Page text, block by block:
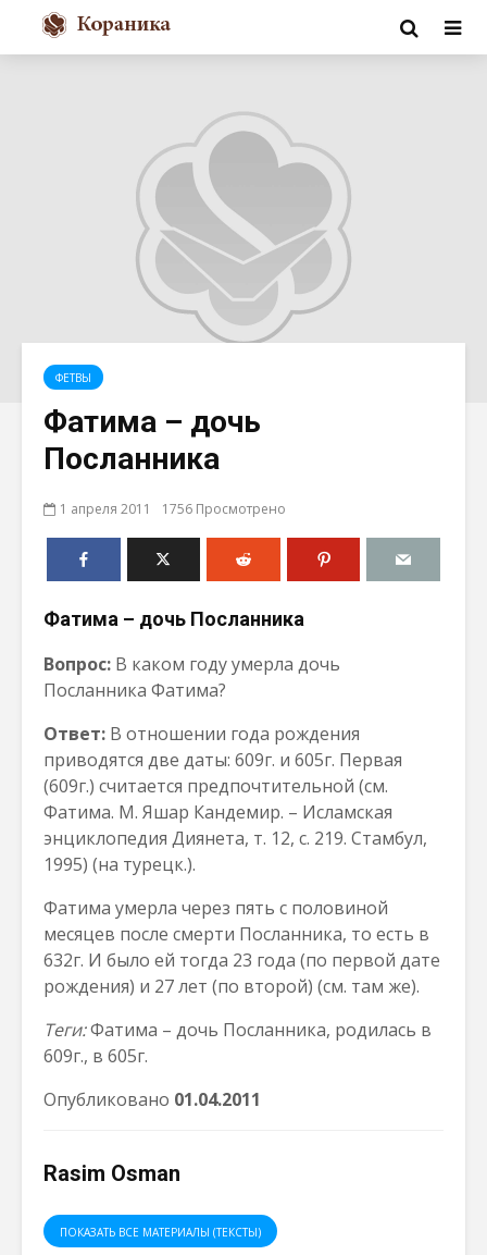
ФЕТВЫ
Фатима – дочь
Посланника
1 апреля 2011 1756 Просмотрено
Фатима – дочь Посланника
Вопрос: В каком году умерла дочь
Посланника Фатима?
Ответ: В отношении года рождения
приводятся две даты: 609г. и 605г. Первая
(609г.) считается предпочтительной (см.
Фатима. М. Яшар Кандемир. – Исламская
энциклопедия Диянета, т. 12, с. 219. Стамбул,
1995) (на турецк.).
Фатима умерла через пять с половиной
месяцев после смерти Посланника, то есть в
632г. И было ей тогда 23 года (по первой дате
рождения) и 27 лет (по второй) (см. там же).
Теги:Фатима – дочь Посланника, родилась в
609г., в 605г.
Опубликовано 01.04.2011
Rasim Osman
ПОКАЗАТЬ ВСЕ МАТЕРИАЛЫ (ТЕКСТЫ)